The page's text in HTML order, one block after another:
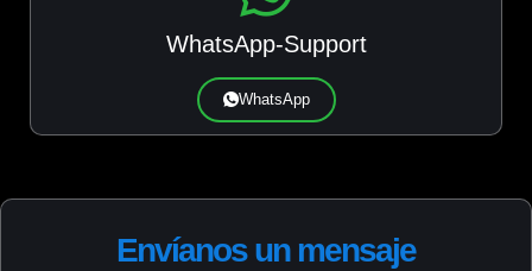
WhatsApp-Support
WhatsApp
Envíanos un mensaje